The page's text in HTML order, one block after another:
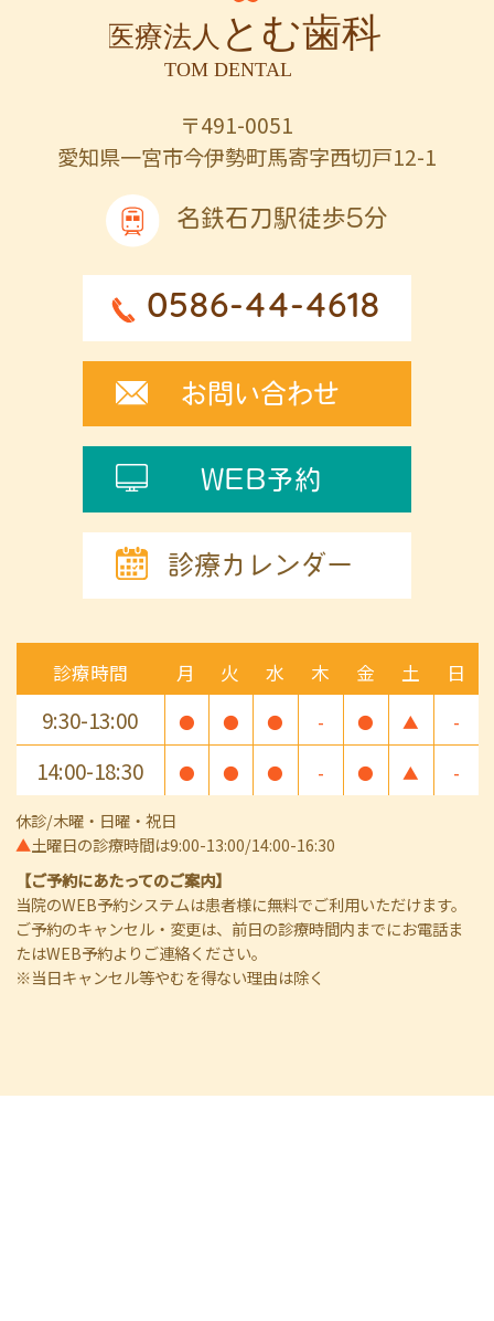
〒491-0051
愛知県一宮市今伊勢町馬寄字西切戸12-1
名鉄石刀駅徒歩5分
0586-44-4618
お問い合わせ
WEB予約
診療カレンダー
診療時間 月 火 水 木 金 土 日
9:30-13:00 ● ● ● - ● ▲ -
14:00-18:30 ● ● ● - ● ▲ -
休診/木曜・日曜・祝日
▲土曜日の診療時間は9:00-13:00/14:00-16:30
【ご予約にあたってのご案内】
当院のWEB予約システムは患者様に無料でご利用いただけます。
ご予約のキャンセル・変更は、前日の診療時間内までにお電話ま
たはWEB予約よりご連絡ください。
※当日キャンセル等やむを得ない理由は除く